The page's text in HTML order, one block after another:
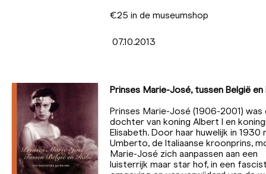
€25 in de museumshop
07.10.2013
Prinses Marie-José, tussen België en
Prinses Marie-José (1906-2001) was
dochter van koning Albert I en
Elisabeth. Door haar huwelijk in 1930
Umberto, de Italiaanse kroonprins,
Marie-José zich aanpassen aan een
luisterrijk maar star hof, in een